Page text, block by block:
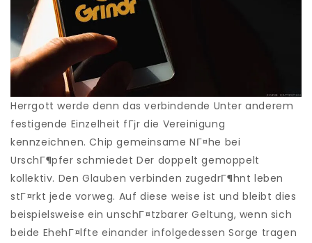
Herrgott werde denn das verbindende Unter anderem
festigende Einzelheit fГјr die Vereinigung
kennzeichnen. Chip gemeinsame NГ¤he bei
UrschГ¶pfer schmiedet Der doppelt gemoppelt
kollektiv. Den Glauben verbinden zugedrГ¶hnt leben
stГ¤rkt jede vorweg. Auf diese weise ist und bleibt dies
beispielsweise ein unschГ¤tzbarer Geltung, wenn sich
beide EhehГ¤lfte einander infolgedessen Sorge tragen